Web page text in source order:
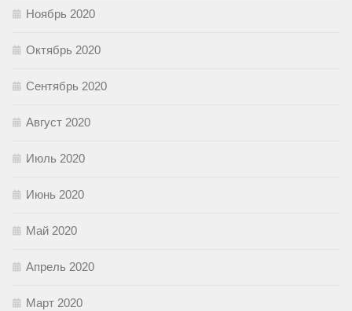
Ноябрь 2020
Октябрь 2020
Сентябрь 2020
Август 2020
Июль 2020
Июнь 2020
Май 2020
Апрель 2020
Март 2020